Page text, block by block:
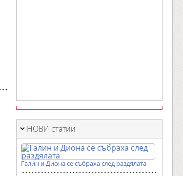
НОВИ статии
Галин и Диона се събраха след раздялата